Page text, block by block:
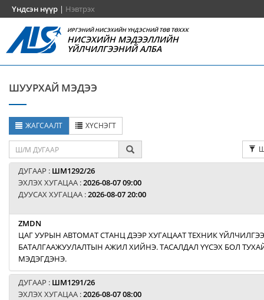
Үндсэн нүүр | Нэвтрэх
ИРГЭНИЙ НИСЭХИЙН ҮНДЭСНИЙ ТӨВ ТӨХХК
НИСЭХИЙН МЭДЭЭЛЛИЙН
ҮЙЛЧИЛГЭЭНИЙ АЛБА
ШУУРХАЙ МЭДЭЭ
ЖАГСААЛТ ХҮСНЭГТ
ДУГААР : ШМ1292/26
ЭХЛЭХ ХУГАЦАА :2026-08-07 09:00
ДУУСАХ ХУГАЦАА :2026-08-07 20:00
ZMDN
ЦАГ УУРЫН АВТОМАТ СТАНЦ ДЭЭР ХУГАЦААТ ТЕХНИК
БАТАЛГААЖУУЛАЛТЫН АЖИЛ ХИЙНЭ. ТАСАЛДАЛ ҮҮСЭХ БОЛ
МЭДЭГДЭНЭ.
ДУГААР : ШМ1291/26
ЭХЛЭХ ХУГАЦАА :2026-08-07 08:00